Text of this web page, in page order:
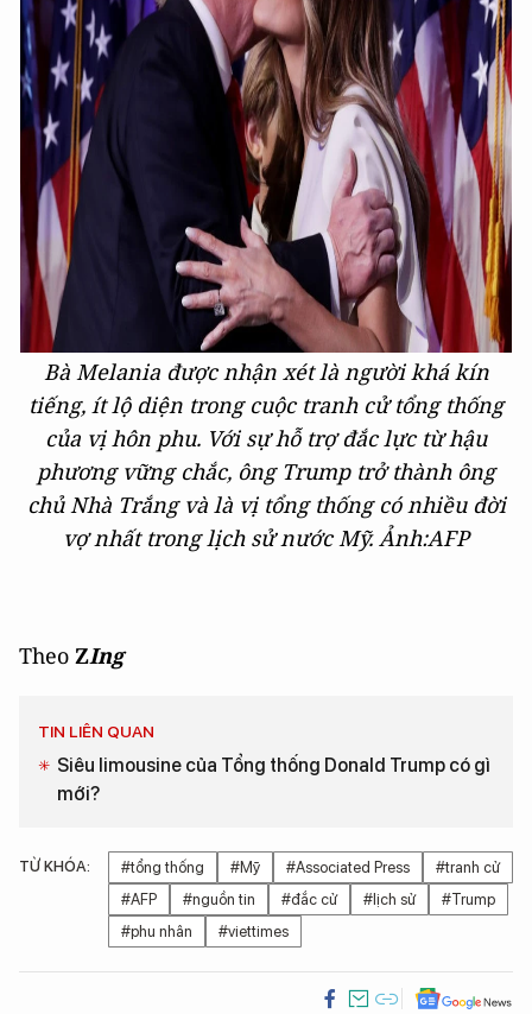
Bà Melania được nhận xét là người khá kín
tiếng, ít lộ diện trong cuộc tranh cử tổng thống
của vị hôn phu. Với sự hỗ trợ đắc lực từ hậu
phương vững chắc, ông Trump trở thành ông
chủ Nhà Trắng và là vị tổng thống có nhiều đời
vợ nhất trong lịch sử nước Mỹ. Ảnh:AFP
Theo ZIng
TIN LIÊN QUAN
Siêu limousine của Tổng thống Donald Trump có gì
mới?
TỪ KHÓA: #tổng thống #Mỹ #Associated Press
#tranh cử
#AFP
#nguồn tin #đắc cử #lịch sử
#Trump
#phu nhân
#viettimes